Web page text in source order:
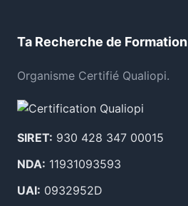
Ta Recherche de Formation
Organisme Certifié Qualiopi.
SIRET: 930 428 347 00015
NDA: 11931093593
UAI: 0932952D